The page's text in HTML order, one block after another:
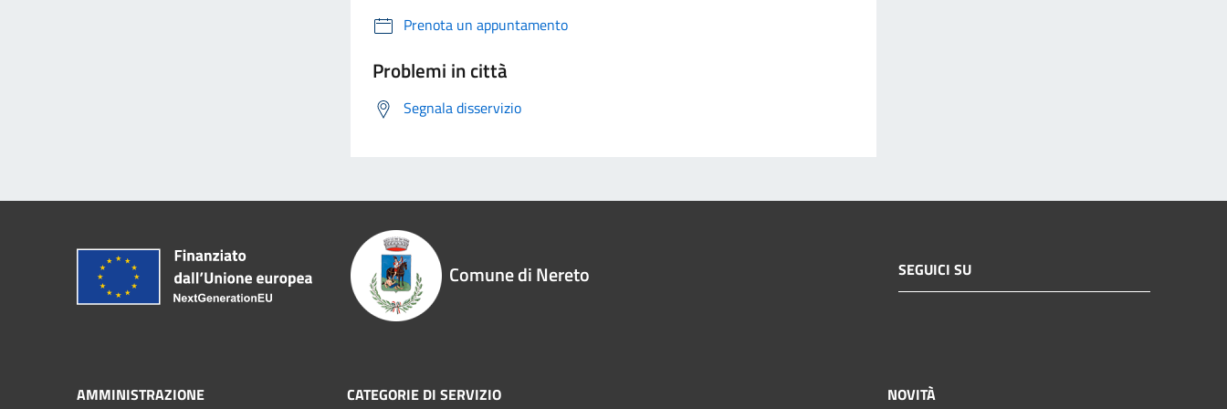
Prenota un appuntamento
Problemi in città
Segnala disservizio
Comune di Nereto SEGUICI SU
AMMINISTRAZIONE CATEGORIE DI SERVIZIO NOVITÀ